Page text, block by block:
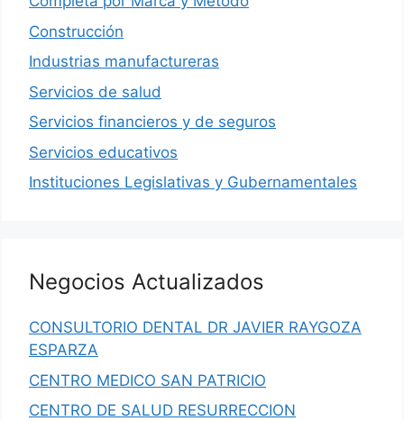
Construcción
Industrias manufactureras
Servicios de salud
Servicios financieros y de seguros
Servicios educativos
Instituciones Legislativas y Gubernamentales
Negocios Actualizados
CONSULTORIO DENTAL DR JAVIER RAYGOZA
ESPARZA
CENTRO MEDICO SAN PATRICIO
CENTRO DE SALUD RESURRECCION